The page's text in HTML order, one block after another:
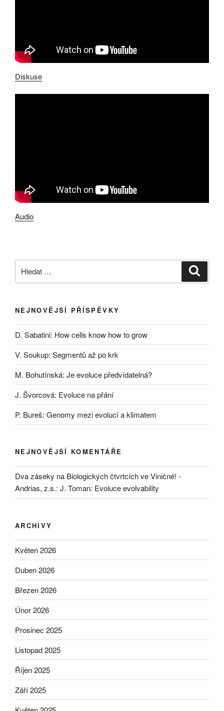
Diskuse
Audio
NEJNOVĚJŠÍ PŘÍSPĚVKY
D. Sabatini: How cells know how to grow
V. Soukup: Segmentů až po krk
M. Bohutínská: Je evoluce předvídatelná?
J. Švorcová: Evoluce na přání
P. Bureš: Genomy mezi evolucí a klimatem
NEJNOVĚJŠÍ KOMENTÁŘE
Dva záseky na Biologických čtvrtcích ve Viničné! -
Andrias, z.s.: J. Toman: Evoluce evolvability
ARCHIVY
Květen 2026
Duben 2026
Březen 2026
Únor 2026
Prosinec 2025
Listopad 2025
Říjen 2025
Září 2025